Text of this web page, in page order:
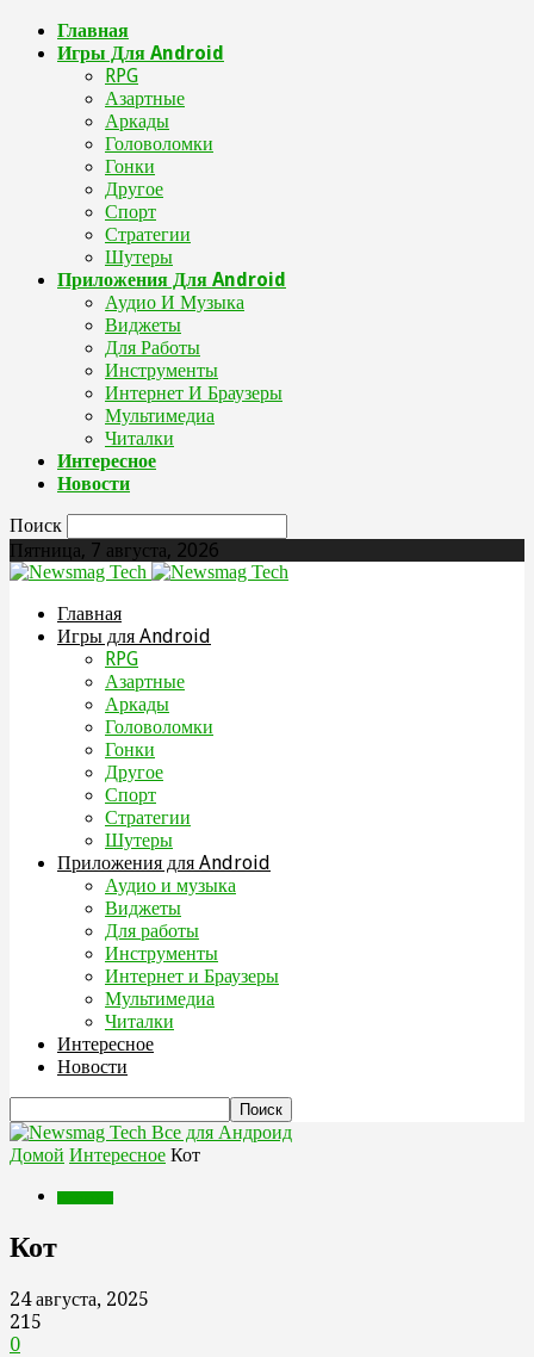
Главная
Игры Для Android
RPG
Азартные
Аркады
Головоломки
Гонки
Другое
Спорт
Стратегии
Шутеры
Приложения Для Android
Аудио И Музыка
Виджеты
Для Работы
Инструменты
Интернет И Браузеры
Мультимедиа
Читалки
Интересное
Новости
Поиск
Пятница, 7 августа, 2026
Главная
Игры для Android
RPG
Азартные
Аркады
Головоломки
Гонки
Другое
Спорт
Стратегии
Шутеры
Приложения для Android
Аудио и музыка
Виджеты
Для работы
Инструменты
Интернет и Браузеры
Мультимедиа
Читалки
Интересное
Новости
Все для Андроид
Домой Интересное Кот
Кот
24 августа, 2025
215
0